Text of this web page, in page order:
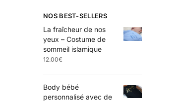
NOS BEST-SELLERS
La fraîcheur de nos
yeux – Costume de
sommeil islamique
12.00€
Body bébé
personnalisé avec de